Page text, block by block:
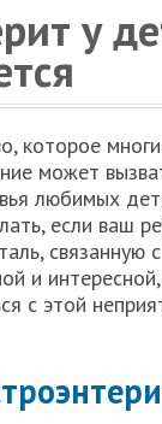
у
которое
может
любимых
если ваш
связанную
и
с этой